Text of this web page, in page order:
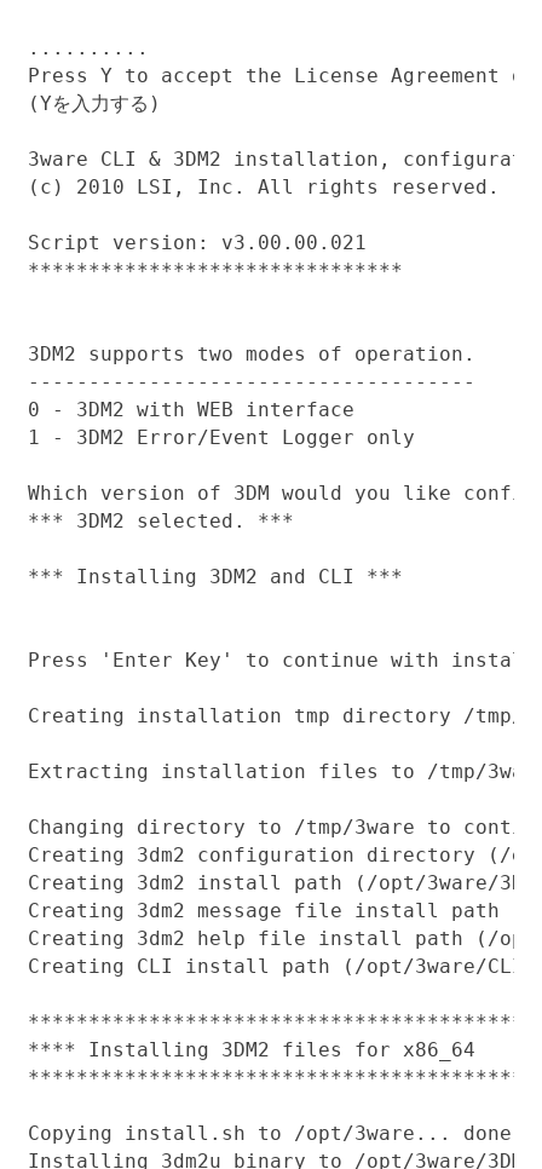
..........
Press Y to accept the License
(Yを入力する)
3ware CLI & 3DM2 installation,
(c) 2010 LSI, Inc. All rights reserved.
Script version: v3.00.00.021
*******************************
3DM2 supports two modes of operation.
-------------------------------------
0 - 3DM2 with WEB interface
1 - 3DM2 Error/Event Logger only
Which version of 3DM would you like
*** 3DM2 selected. ***
*** Installing 3DM2 and CLI ***
Press 'Enter Key' to continue with
Creating installation tmp directory /tmp/
Extracting installation files to /tmp/
Changing directory to /tmp/3ware to
Creating 3dm2 configuration directory (/
Creating 3dm2 install path (/opt/3ware/
Creating 3dm2 message file install path (/
Creating 3dm2 help file install path (/opt/
Creating CLI install path (/opt/3ware/
******************************************
**** Installing 3DM2 files for x86_64
******************************************
Copying install.sh to /opt/3ware... done.
Installing 3dm2u binary to /opt/3ware/